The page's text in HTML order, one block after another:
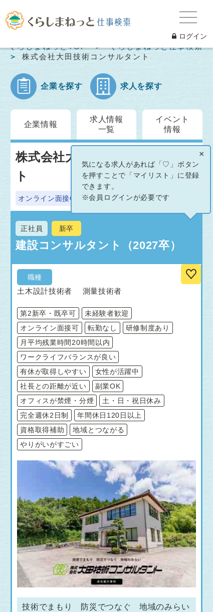
ログイン
くらしまねっとTOP
くらしまねっと仕事検索
株式会社大田技術コンサルタント
企業を探す 求人を探す
企業情報
求人情報
一覧
イベント
情報
株式会社大田技術コンサルタン
ト
オンライン面接OK
正社員 新卒
建設コンサルタント（2027卒）
職種
土木設計技術者 測量技術者
第2新卒・既卒可
未経験者歓迎
オンライン面接可
転勤なし
研修制度あり
月平均残業時間20時間以内
ワークライフバランスが良い
有休が取得しやすい
女性が活躍中
社長との距離が近い
副業OK
オフィスが禁煙・分煙
土・日・祝日休み
完全週休2日制
年間休日120日以上
資格取得補助
地域とつながる
やりがいがすごい
技術でまもり 防災でつなぐ 地域のみらい
×
気になる求人があれば「♡」ボタン
を押すことで「マイリスト」に登録
できます。
※会員ログインが必要です